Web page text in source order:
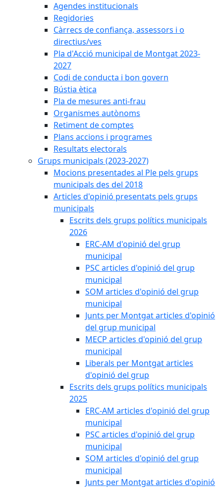
Agendes institucionals
Regidories
Càrrecs de confiança, assessors i o
directius/ves
Pla d'Acció municipal de Montgat 2023-
2027
Codi de conducta i bon govern
Bústia ètica
Pla de mesures anti-frau
Organismes autònoms
Retiment de comptes
Plans accions i programes
Resultats electorals
Grups municipals (2023-2027)
Mocions presentades al Ple pels grups
municipals des del 2018
Articles d'opinió presentats pels grups
municipals
Escrits dels grups polítics municipals
2026
ERC-AM d'opinió del grup
municipal
PSC articles d'opinió del grup
municipal
SOM articles d'opinió del grup
municipal
Junts per Montgat articles d'opinió
del grup municipal
MECP articles d'opinió del grup
municipal
Liberals per Montgat articles
d'opinió del grup
Escrits dels grups polítics municipals
2025
ERC-AM articles d'opinió del grup
municipal
PSC articles d'opinió del grup
municipal
SOM articles d'opinió del grup
municipal
Junts per Montgat articles d'opinió